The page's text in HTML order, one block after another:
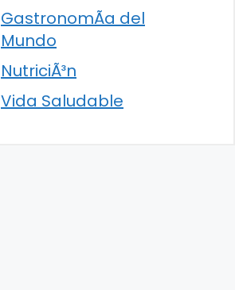
GastronomÃ­a del
Mundo
NutriciÃ³n
Vida Saludable